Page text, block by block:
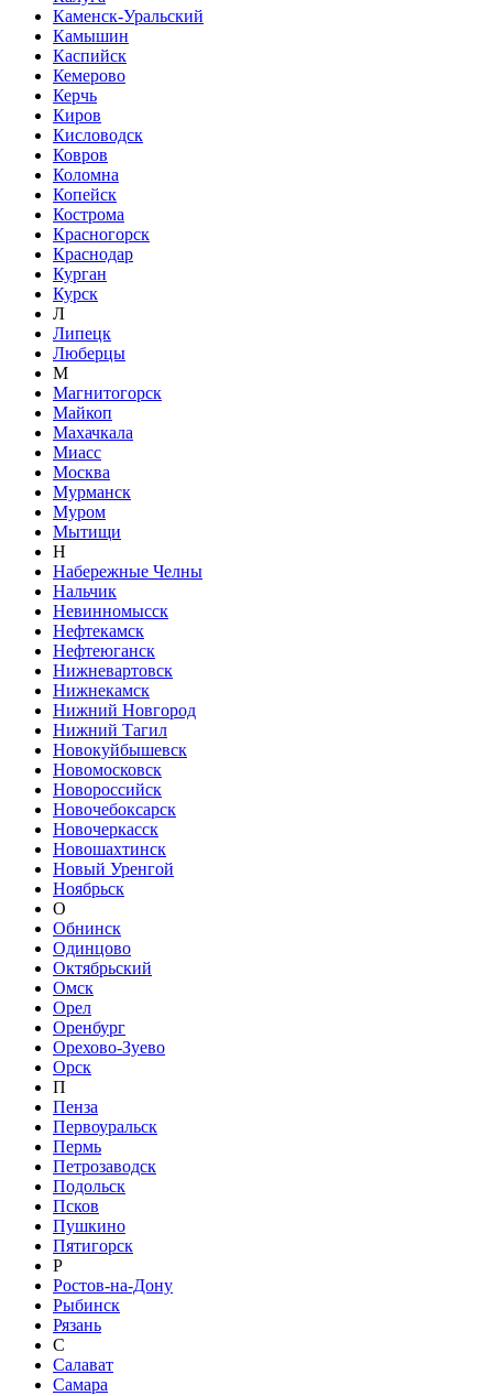
Каменск-Уральский
Камышин
Каспийск
Кемерово
Керчь
Киров
Кисловодск
Ковров
Коломна
Копейск
Кострома
Красногорск
Краснодар
Курган
Курск
Л
Липецк
Люберцы
М
Магнитогорск
Майкоп
Махачкала
Миасс
Москва
Мурманск
Муром
Мытищи
Н
Набережные Челны
Нальчик
Невинномысск
Нефтекамск
Нефтеюганск
Нижневартовск
Нижнекамск
Нижний Новгород
Нижний Тагил
Новокуйбышевск
Новомосковск
Новороссийск
Новочебоксарск
Новочеркасск
Новошахтинск
Новый Уренгой
Ноябрьск
О
Обнинск
Одинцово
Октябрьский
Омск
Орел
Оренбург
Орехово-Зуево
Орск
П
Пенза
Первоуральск
Пермь
Петрозаводск
Подольск
Псков
Пушкино
Пятигорск
Р
Ростов-на-Дону
Рыбинск
Рязань
С
Салават
Самара